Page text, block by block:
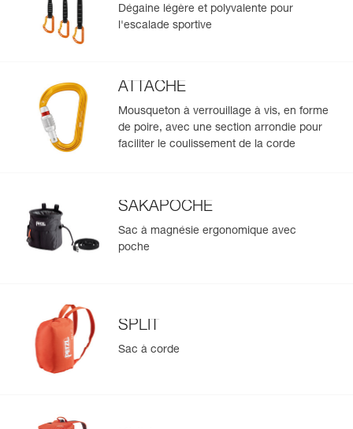
Dégaine légère et polyvalente pour
l'escalade sportive
ATTACHE
Mousqueton à verrouillage à vis, en forme
de poire, avec une section arrondie pour
faciliter le coulissement de la corde
SAKAPOCHE
Sac à magnésie ergonomique avec
poche
SPLIT
Sac à corde